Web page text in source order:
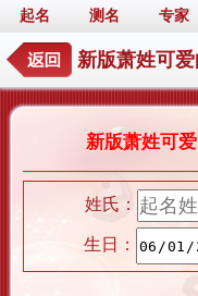
起名 测名 专家
新版萧姓可
新版萧姓可
姓氏：
生日：